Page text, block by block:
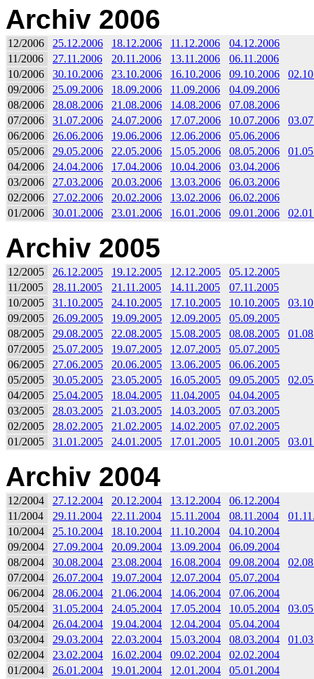
Archiv 2006
12/2006 25.12.2006 18.12.2006 11.12.2006
04.12.2006
11/2006
27.11.2006 20.11.2006 13.11.2006
06.11.2006
10/2006
30.10.2006 23.10.2006 16.10.2006 09.10.2006
09/2006
25.09.2006 18.09.2006 11.09.2006
04.09.2006
08/2006
28.08.2006 21.08.2006 14.08.2006
07.08.2006
07/2006
31.07.2006 24.07.2006 17.07.2006 10.07.2006
06/2006
26.06.2006 19.06.2006 12.06.2006
05.06.2006
05/2006
29.05.2006 22.05.2006 15.05.2006 08.05.2006
04/2006
24.04.2006 17.04.2006 10.04.2006
03.04.2006
03/2006
27.03.2006 20.03.2006 13.03.2006
06.03.2006
02/2006
27.02.2006 20.02.2006 13.02.2006
06.02.2006
01/2006
30.01.2006 23.01.2006 16.01.2006 09.01.2006
Archiv 2005
12/2005 26.12.2005 19.12.2005 12.12.2005
05.12.2005
11/2005
28.11.2005 21.11.2005 14.11.2005
07.11.2005
10/2005
31.10.2005 24.10.2005 17.10.2005 10.10.2005
09/2005
26.09.2005 19.09.2005 12.09.2005
05.09.2005
08/2005
29.08.2005 22.08.2005 15.08.2005 08.08.2005
07/2005
25.07.2005 19.07.2005 12.07.2005
05.07.2005
06/2005
27.06.2005 20.06.2005 13.06.2005
06.06.2005
05/2005
30.05.2005 23.05.2005 16.05.2005 09.05.2005
04/2005
25.04.2005 18.04.2005 11.04.2005
04.04.2005
03/2005
28.03.2005 21.03.2005 14.03.2005
07.03.2005
02/2005
28.02.2005 21.02.2005 14.02.2005
07.02.2005
01/2005
31.01.2005 24.01.2005 17.01.2005 10.01.2005
Archiv 2004
12/2004 27.12.2004 20.12.2004 13.12.2004
06.12.2004
11/2004
29.11.2004 22.11.2004 15.11.2004 08.11.2004
10/2004
25.10.2004 18.10.2004 11.10.2004
04.10.2004
09/2004
27.09.2004 20.09.2004 13.09.2004
06.09.2004
08/2004
30.08.2004 23.08.2004 16.08.2004 09.08.2004
07/2004
26.07.2004 19.07.2004 12.07.2004
05.07.2004
06/2004
28.06.2004 21.06.2004 14.06.2004
07.06.2004
05/2004
31.05.2004 24.05.2004 17.05.2004 10.05.2004
04/2004
26.04.2004 19.04.2004 12.04.2004
05.04.2004
03/2004
29.03.2004 22.03.2004 15.03.2004 08.03.2004
02/2004
23.02.2004 16.02.2004 09.02.2004
02.02.2004
01/2004
26.01.2004 19.01.2004 12.01.2004 05.01.2004